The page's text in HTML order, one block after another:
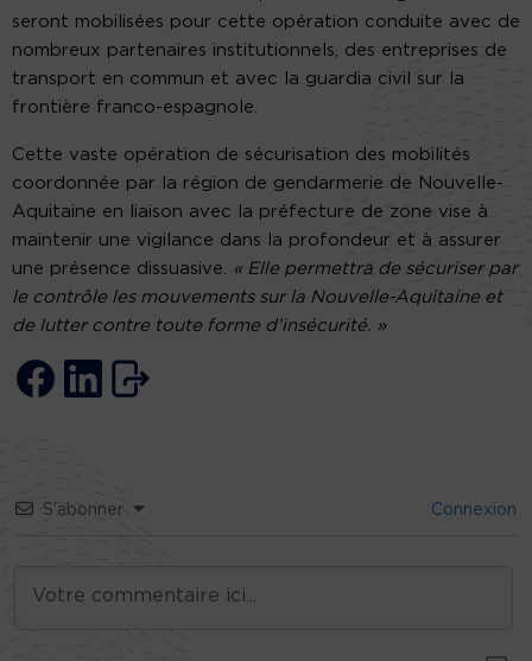
seront mobilisées pour cette opération conduite avec de
nombreux partenaires institutionnels, des entreprises de
transport en commun et avec la guardia civil sur la
frontière franco-espagnole.
Cette vaste opération de sécurisation des mobilités
coordonnée par la région de gendarmerie de Nouvelle-
Aquitaine en liaison avec la préfecture de zone vise à
maintenir une vigilance dans la profondeur et à assurer
une présence dissuasive. « Elle permettra de sécuriser par
le contrôle les mouvements sur la Nouvelle-Aquitaine et
de lutter contre toute forme d’insécurité. »
S’abonner Connexion